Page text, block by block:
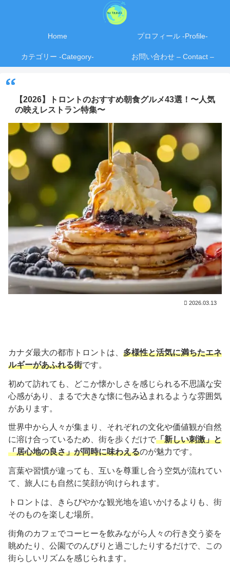
Home プロフィール -Profile-
カテゴリー -Category- お問い合わせ – Contact –
【2026】トロントのおすすめ朝食グルメ43選！〜人気
の映えレストラン特集〜
2026.03.13
カナダ最大の都市トロントは、 多様性と活気に満ちたエネ
ルギーがあふれる街です。
初めて訪れても、どこか懐かしさを感じられる不思議な安
心感があり、まるで大きな懐に包み込まれるような雰囲気
があります。
世界中から人々が集まり、それぞれの文化や価値観が自然
に溶け合っているため、街を歩くだけで「新しい刺激」と
「居心地の良さ」が同時に味わえるのが魅力です。
言葉や習慣が違っても、互いを尊重し合う空気が流れてい
て、旅人にも自然に笑顔が向けられます。
トロントは、きらびやかな観光地を追いかけるよりも、街
そのものを楽しむ場所。
街角のカフェでコーヒーを飲みながら人々の行き交う姿を
眺めたり、公園でのんびりと過ごしたりするだけで、この
街らしいリズムを感じられます。